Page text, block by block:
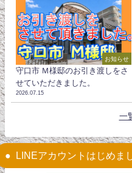
お知らせ
守口市 Ｍ様邸のお引き渡しをさ
せていただきました。
2026.07.15
一
LINEアカウントはじめま